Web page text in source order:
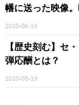
幡に送った映像
2025-06-14
【歴史刻む】セ
弾応酬とは？
2025-05-19